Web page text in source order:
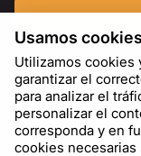
Usamos cookies
Utilizamos cookies
garantizar el
para analizar el
personalizar el
corresponda y en
cookies